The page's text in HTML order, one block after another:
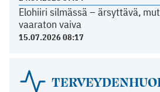
Elohiiri silmässä – ärsyttävä,
vaaraton vaiva
15.07.2026 08:17